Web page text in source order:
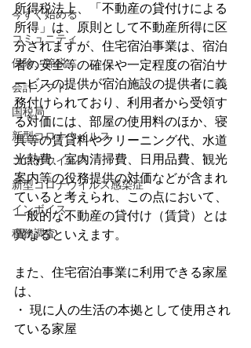
今すぐ始める
コミュニティ
保険、節税
会計ソフト
国税局
新型コロナウイルス
コロナウイルス
新型コロナウイルス感染症
インボイス
税務調査
所得税法上、「不動産の貸付けによる
所得」は、原則として不動産所得に区
分されますが、住宅宿泊事業は、宿泊
者の安全等の確保や一定程度の宿泊サ
ービスの提供が宿泊施設の提供者に義
務付けられており、利用者から受領す
る対価には、部屋の使用料のほか、寝
具等の賃貸料やクリーニング代、水道
光熱費、室内清掃費、日用品費、観光
案内等の役務提供の対価などが含まれ
ていると考えられ、この点において、
一般的な不動産の貸付け（賃貸）とは
異なるといえます。
また、住宅宿泊事業に利用できる家屋
は、
・ 現に人の生活の本拠として使用され
ている家屋